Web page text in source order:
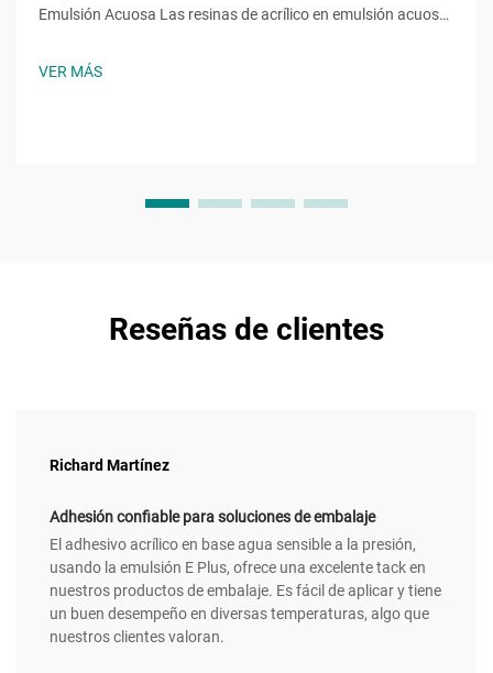
Emulsión Acuosa Las resinas de acrílico en emulsión acuosa
específicos, como el acrilato de 2-etilhexilo (2EHA). Este
VER MÁS
Reseñas de clientes
Richard Martínez
Adhesión confiable para soluciones de embalaje
El adhesivo acrílico en base agua sensible a la presión,
usando la emulsión E Plus, ofrece una excelente tack en
nuestros productos de embalaje. Es fácil de aplicar y tiene
un buen desempeño en diversas temperaturas, algo que
nuestros clientes valoran.